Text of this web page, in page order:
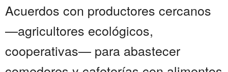
Acuerdos con productores cercanos
—agricultores ecológicos,
cooperativas— para abastecer